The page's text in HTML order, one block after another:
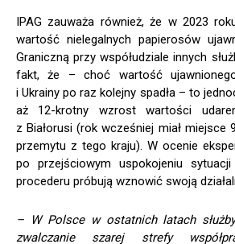
IPAG zauważa również, że w 2023
wartość nielegalnych papierosów
Graniczną przy współudziale innych
fakt, że – choć wartość
i Ukrainy po raz kolejny spadła – to
aż 12-krotny wzrost wartości
z Białorusi (rok wcześniej miał miejsce
przemytu z tego kraju). W ocenie
po przejściowym uspokojeniu
procederu próbują wznowić swoją
– W Polsce w ostatnich latach
zwalczanie szarej strefy